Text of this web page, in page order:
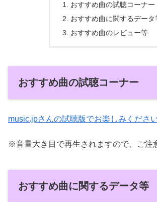
おすすめ曲の試聴コーナー
おすすめ曲に関するデータ
おすすめ曲のレビュー等
おすすめ曲の試聴コーナー
music.jpさんの試聴版でお楽しみください
※音量大き目で再生されますので、ご注
おすすめ曲に関するデータ等